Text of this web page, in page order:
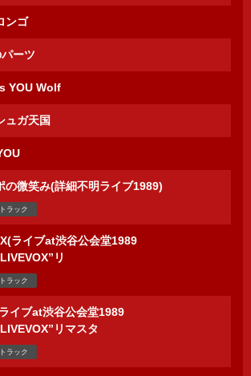
ンゴ
ーツ
YOU Wolf
ュガ天国
の微笑み(詳細不明ライブ1989)
ラック
ライブat渋谷公会堂1989
リ
ラック
イブat渋谷公会堂1989
リマスタ
ラック